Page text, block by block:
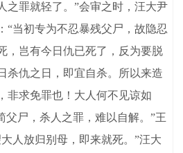
之罪就轻了。”会审之时，汪大尹
“当初专为不忍暴残父尸，故隐忍
，岂有今日仇已死了，反为要脱
杀仇之日，即宜自杀。所以来造
非求免罪也！大人何不见谅如
父尸，杀人之罪，难以自解。”王
人放归别母，即来就死。”汪大